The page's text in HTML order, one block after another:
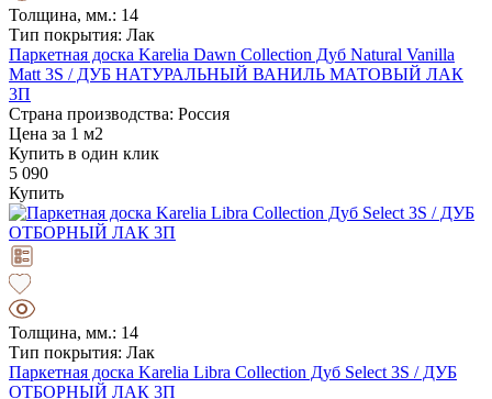
Толщина, мм.: 14
Тип покрытия: Лак
Паркетная доска Karelia Dawn Collection Дуб Natural Vanilla
Matt 3S / ДУБ НАТУРАЛЬНЫЙ ВАНИЛЬ МАТОВЫЙ ЛАК
3П
Страна производства: Россия
Цена за 1 м2
Купить в один клик
5 090
Купить
Толщина, мм.: 14
Тип покрытия: Лак
Паркетная доска Karelia Libra Collection Дуб Select 3S / ДУБ
ОТБОРНЫЙ ЛАК 3П